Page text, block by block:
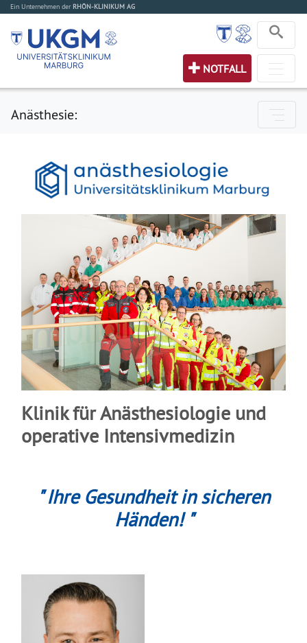
Ein Unternehmen der RHÖN-KLINIKUM AG
NOTFALL
Anästhesie:
Klinik für Anästhesiologie und
operative Intensivmedizin
" Ihre Gesundheit in sicheren
Händen! "